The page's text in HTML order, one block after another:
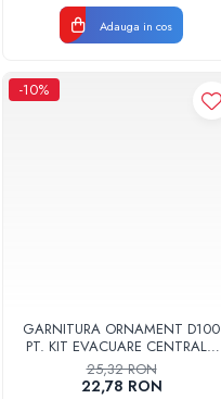
Adauga in cos
-10%
GARNITURA ORNAMENT D100
PT. KIT EVACUARE CENTRALA
FGGE100
25,32 RON
22,78 RON